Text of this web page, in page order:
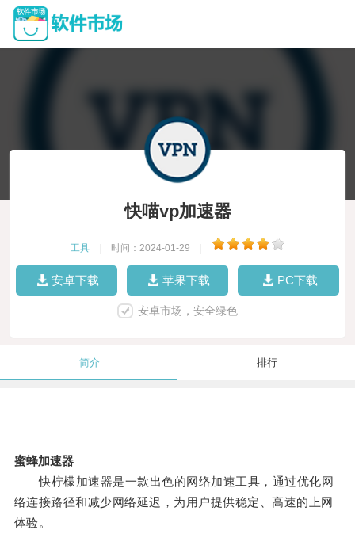
快喵vp加速器
工具 时间：2024-01-29
安卓下载 苹果下载 PC下载
安卓市场，安全绿色
简介 排行
蜜蜂加速器
快柠檬加速器是一款出色的网络加速工具，通过优化网
络连接路径和减少网络延迟，为用户提供稳定、高速的上网
体验。